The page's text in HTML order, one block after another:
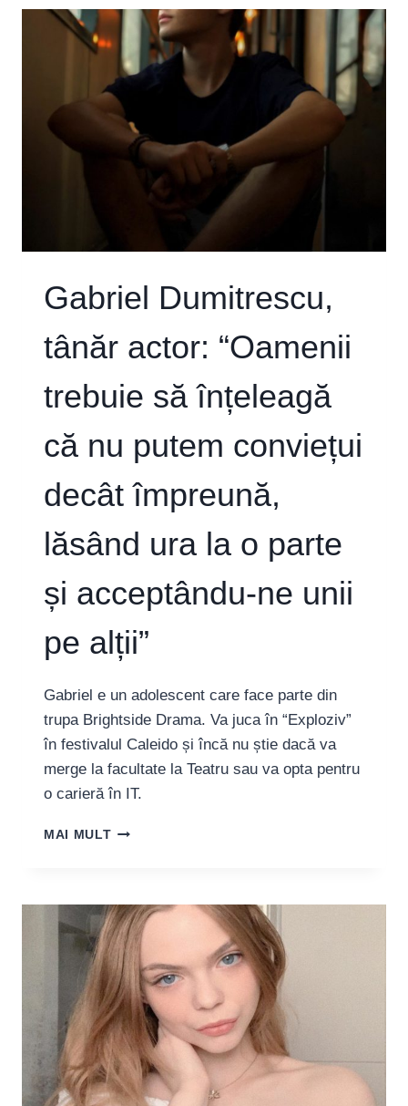
CĂ
TREBUI
PRIN
ACESTE
FESTIVALURI
SĂ
ATRAGEM
ATENȚIA
ASUPRA
ROLULUI
TREBUI
AIBĂ
ÎN
Gabriel Dumitrescu,
tânăr actor: “Oamenii
trebuie să înțeleagă
că nu putem conviețui
decât împreună,
lăsând ura la o parte
și acceptându-ne unii
pe alții”
Gabriel e un adolescent care face parte din
trupa Brightside Drama. Va juca în “Exploziv”
în festivalul Caleido și încă nu știe dacă va
merge la facultate la Teatru sau va opta pentru
o carieră în IT.
MAI MULTGABRIEL
“OAMENII
TREBUIE
SĂ
ÎNȚELEAGĂ
CĂ
NU
PUTEM
CONVIEȚUI
DECÂT
ÎMPREUNĂ,
LĂSÂND